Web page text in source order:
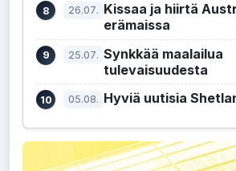
26.07. Kissaa ja hiirtä
erämaissa
25.07. Synkkää maalailua
tulevaisuudesta
05.08. Hyviä uutisia